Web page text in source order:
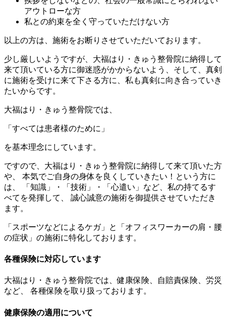
アウトローな方
私との約束を全く守っていただけない方
以上の方は、施術をお断りさせていただいております。
少し厳しいようですが、大福はり・きゅう整骨院に納得して
来て頂いている方に御迷惑がかからないよう、そして、真剣
に施術を受けに来て下さる方に、私も真剣に向き合っていき
たいからです。
大福はり・きゅう整骨院では、
「すべては患者様のために」
を基本理念にしています。
ですので、大福はり・きゅう整骨院に納得して来て頂いた方
や、 本気でご自身の身体を良くしていきたい！という方に
は、
「知識」・「技術」・「心遣い」 など、私の持てるす
べてを発揮して、 誠心誠意の施術を御提供させていただき
ます。
「スポーツなどによるケガ」と「オフィスワーカーの肩・腰
の症状」の施術に特化しております。
各種保険に対応しています
大福はり・きゅう整骨院では、健康保険、自賠責保険、労災
など、 各種保険を取り扱っております。
健康保険の適用について